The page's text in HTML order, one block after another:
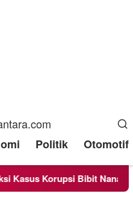
Politik Otomotif
Bibit Nanas Sulsel Rp